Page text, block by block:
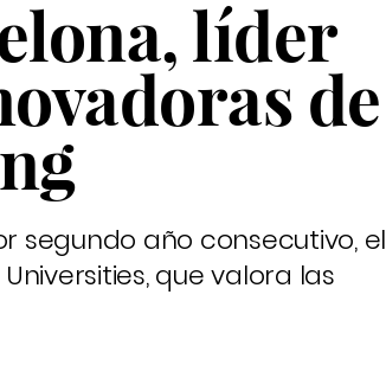
líder
de
segundo año consecutivo, el
que valora las